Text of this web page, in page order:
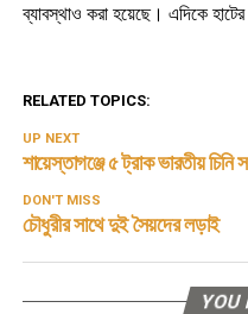
ব্যাবস্থাও করা হয়েছে। এদিকে
RELATED TOPICS:
UP NEXT
শায়েস্তাগঞ্জে ৫ ট্রাক ভারতীয়
DON'T MISS
চৌধুরীর সাথে দুই সৈয়দের লড়াই
YOU